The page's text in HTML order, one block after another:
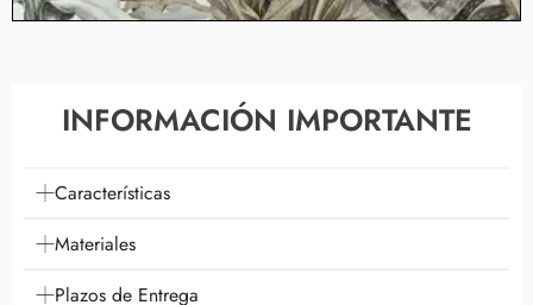
INFORMACIÓN IMPORTANTE
Características
Materiales
Plazos de Entrega